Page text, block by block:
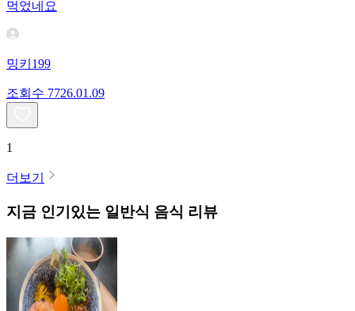
먹었네요
밍키199
조회수 7726.01.09
1
더보기
지금 인기있는 일반식 음식 리뷰